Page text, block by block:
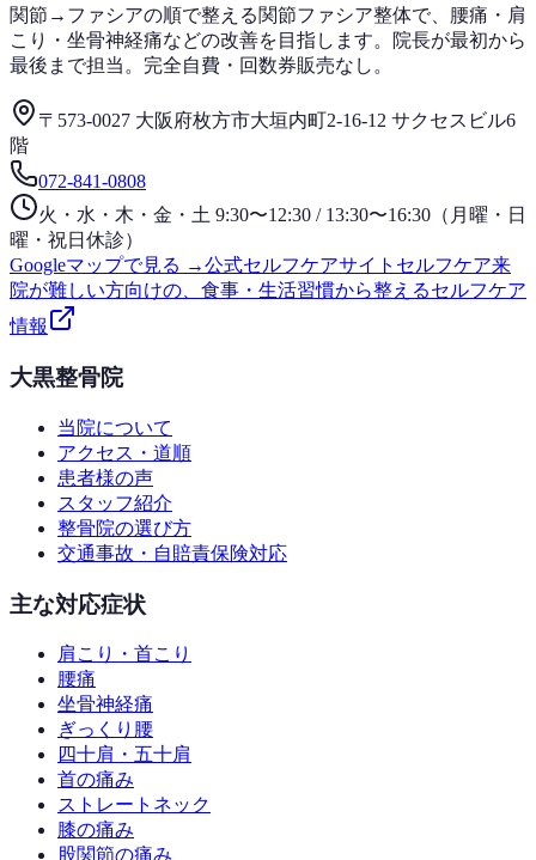
関節→ファシアの順で整える関節ファシア整体で、腰痛・肩
こり・坐骨神経痛などの改善を目指します。院長が最初から
最後まで担当。完全自費・回数券販売なし。
〒573-0027 大阪府枚方市大垣内町2-16-12 サクセスビル6
階
072-841-0808
火・水・木・金・土 9:30〜12:30 / 13:30〜16:30（月曜・日
曜・祝日休診）
Googleマップで見る →公式セルフケアサイト セルフケア来
院が難しい方向けの、食事・生活習慣から整えるセルフケア
情報
大黒整骨院
当院について
アクセス・道順
患者様の声
スタッフ紹介
整骨院の選び方
交通事故・自賠責保険対応
主な対応症状
肩こり・首こり
腰痛
坐骨神経痛
ぎっくり腰
四十肩・五十肩
首の痛み
ストレートネック
膝の痛み
股関節の痛み